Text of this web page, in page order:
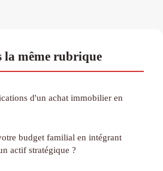
même rubrique
d'un achat immobilier en
budget familial en intégrant
actif stratégique ?